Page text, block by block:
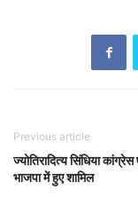
Previous article
ज्योतिरादित्य सिंधिया कांग्रेस
भाजपा में हुए शामिल